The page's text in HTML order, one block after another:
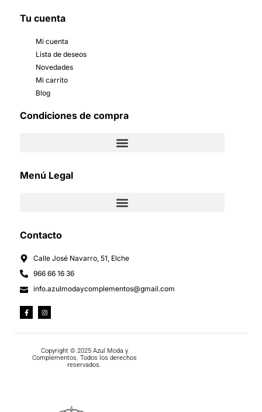
Tu cuenta
Mi cuenta
Lista de deseos
Novedades
Mi carrito
Blog
Condiciones de compra
Menú Legal
Contacto
Calle José Navarro, 51, Elche
966 66 16 36
info.azulmodaycomplementos@gmail.com
Copyright © 2025 Azul Moda y
Complementos. Todos los derechos
reservados.